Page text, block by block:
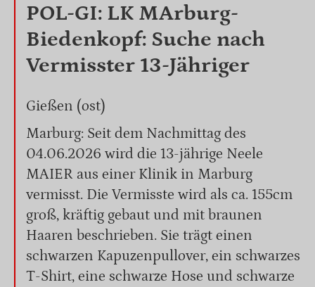
POL-GI: LK MArburg-
Biedenkopf: Suche nach
Vermisster 13-Jähriger
Gießen (ost)
Marburg: Seit dem Nachmittag des
04.06.2026 wird die 13-jährige Neele
MAIER aus einer Klinik in Marburg
vermisst. Die Vermisste wird als ca. 155cm
groß, kräftig gebaut und mit braunen
Haaren beschrieben. Sie trägt einen
schwarzen Kapuzenpullover, ein schwarzes
T-Shirt, eine schwarze Hose und schwarze